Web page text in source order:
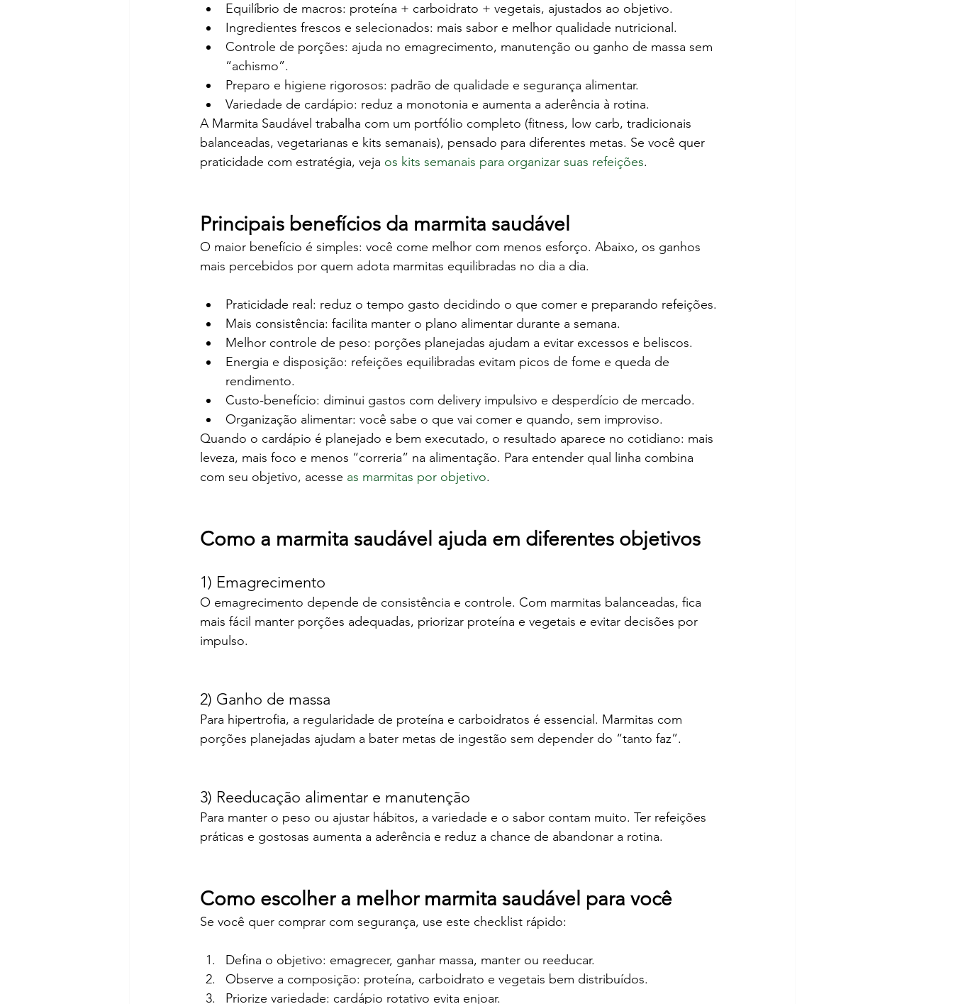
Equilíbrio de macros: proteína + carboidrato + vegetais, ajustados ao objetivo.
Ingredientes frescos e selecionados: mais sabor e melhor qualidade nutricional.
Controle de porções: ajuda no emagrecimento, manutenção ou ganho de massa sem
“achismo”.
Preparo e higiene rigorosos: padrão de qualidade e segurança alimentar.
Variedade de cardápio: reduz a monotonia e aumenta a aderência à rotina.
A Marmita Saudável trabalha com um portfólio completo (fitness, low carb, tradicionais
balanceadas, vegetarianas e kits semanais), pensado para diferentes metas. Se você quer
praticidade com estratégia, veja os kits semanais para organizar suas refeições.
Principais benefícios da marmita saudável
O maior benefício é simples: você come melhor com menos esforço. Abaixo, os ganhos
mais percebidos por quem adota marmitas equilibradas no dia a dia.
Praticidade real: reduz o tempo gasto decidindo o que comer e preparando refeições.
Mais consistência: facilita manter o plano alimentar durante a semana.
Melhor controle de peso: porções planejadas ajudam a evitar excessos e beliscos.
Energia e disposição: refeições equilibradas evitam picos de fome e queda de
rendimento.
Custo-benefício: diminui gastos com delivery impulsivo e desperdício de mercado.
Organização alimentar: você sabe o que vai comer e quando, sem improviso.
Quando o cardápio é planejado e bem executado, o resultado aparece no cotidiano: mais
leveza, mais foco e menos “correria” na alimentação. Para entender qual linha combina
com seu objetivo, acesse as marmitas por objetivo.
Como a marmita saudável ajuda em diferentes objetivos
1) Emagrecimento
O emagrecimento depende de consistência e controle. Com marmitas balanceadas, fica
mais fácil manter porções adequadas, priorizar proteína e vegetais e evitar decisões por
impulso.
2) Ganho de massa
Para hipertrofia, a regularidade de proteína e carboidratos é essencial. Marmitas com
porções planejadas ajudam a bater metas de ingestão sem depender do “tanto faz”.
3) Reeducação alimentar e manutenção
Para manter o peso ou ajustar hábitos, a variedade e o sabor contam muito. Ter refeições
práticas e gostosas aumenta a aderência e reduz a chance de abandonar a rotina.
Como escolher a melhor marmita saudável para você
Se você quer comprar com segurança, use este checklist rápido:
Defina o objetivo: emagrecer, ganhar massa, manter ou reeducar.
Observe a composição: proteína, carboidrato e vegetais bem distribuídos.
Priorize variedade: cardápio rotativo evita enjoar.